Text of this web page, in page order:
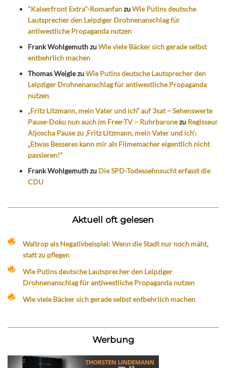
"Kaiserfront Extra"-RomanfanzuWie Putins deutsche
Lautsprecher den Leipziger Drohnenanschlag für
antiwestliche Propaganda nutzen
Frank WohlgemuthzuWie viele Bäcker sich gerade selbst
entbehrlich machen
Thomas WeiglezuWie Putins deutsche Lautsprecher den
Leipziger Drohnenanschlag für antiwestliche Propaganda
nutzen
„Fritz Litzmann, mein Vater und ich“ auf 3sat – Sehenswerte
Pause-Doku nun auch im Free-TV – Ruhrbaronezu Regisseur
Aljoscha Pause zu ‚Fritz Litzmann, mein Vater und ich‘:
„Etwas Besseres kann mir als Filmemacher eigentlich nicht
passieren!“
Frank Wohlgemuthzu Die SPD-Todessehnsucht erfasst die
CDU
Aktuell oft gelesen
Waltrop als Negativbeispiel: Wenn die Stadt nur noch mäht,
statt zu pflegen
Wie Putins deutsche Lautsprecher den Leipziger
Drohnenanschlag für antiwestliche Propaganda nutzen
Wie viele Bäcker sich gerade selbst entbehrlich machen
Werbung